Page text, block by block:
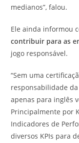
medianos”, falou.
Ele ainda informou
contribuir para as
jogo responsável.
“Sem uma
responsabilidade
apenas para inglês
Principalmente por
Indicadores de
diversos KPIs para